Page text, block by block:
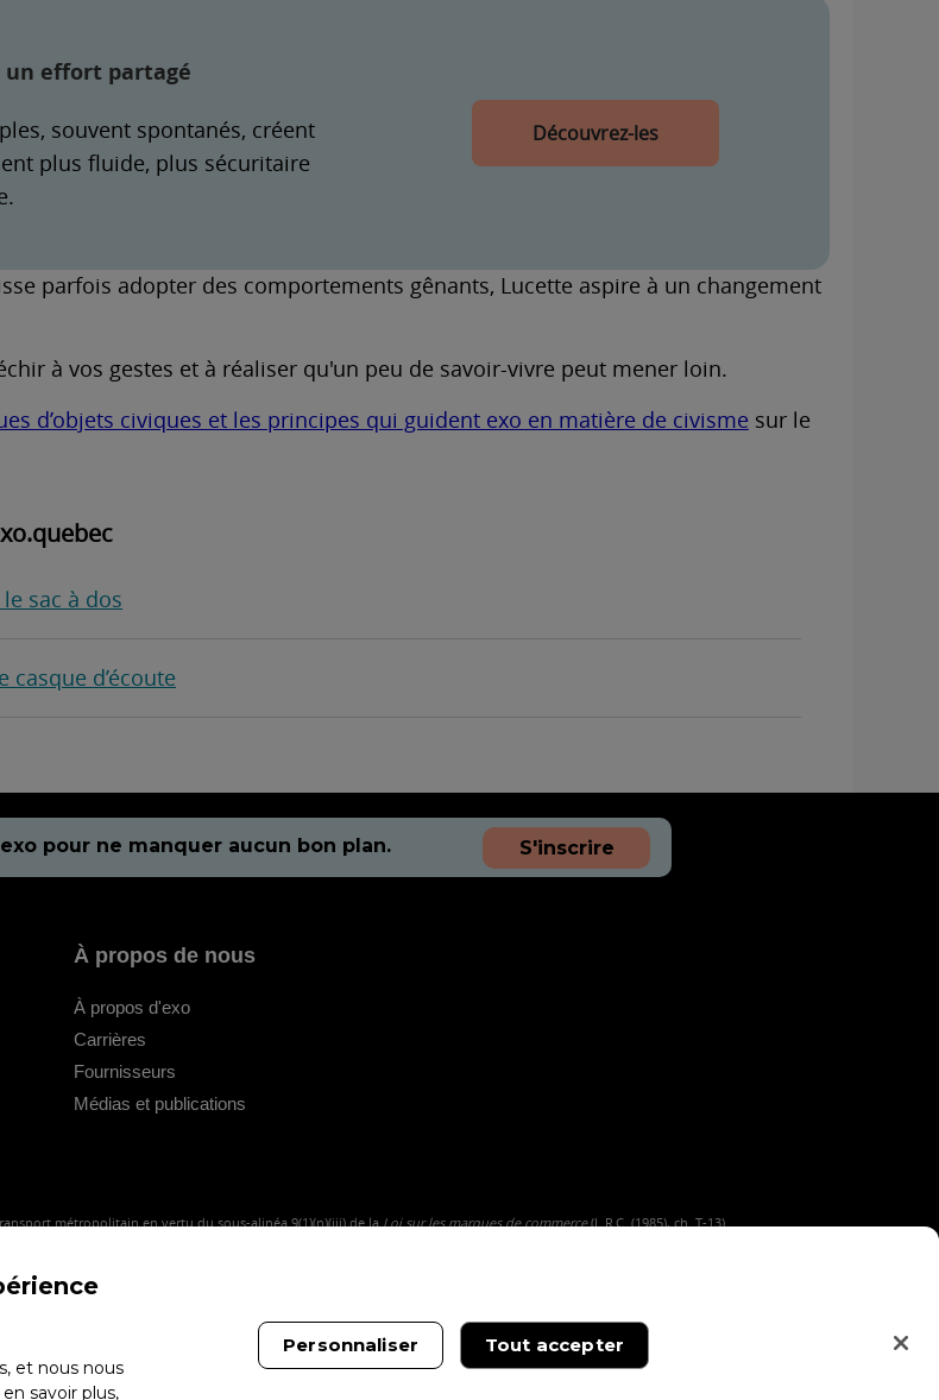
un effort partagé
souvent spontanés, créent
plus fluide, plus sécuritaire
Découvrez-les
parfois adopter des comportements gênants, Lucette aspire à un changement
à vos gestes et à réaliser qu'un peu de savoir-vivre peut mener loin.
d’objets civiques et les principes qui guident exo en matière de civisme sur le
sac à dos
casque d’écoute
pour ne manquer aucun bon plan. S'inscrire
À propos de nous
À propos d'exo
Carrières
Fournisseurs
Médias et publications
métropolitain en vertu du sous-alinéa 9(1)(n)(iii) de laLoi sur les marques de commerce(L.R.C. (1985), ch. T-13).
et nous nous
savoir plus,
Personnaliser Tout accepter